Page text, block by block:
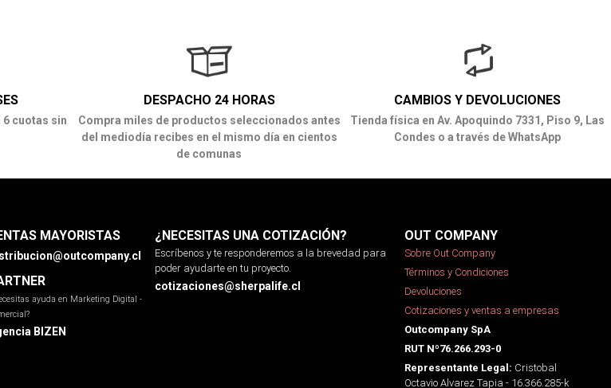
6 cuotas sin
DESPACHO 24 HORAS
Compra miles de productos seleccionados antes
del mediodía recibes en el mismo día en cientos
de comunas
CAMBIOS Y DEVOLUCIONES
Tienda física en Av. Apoquindo 7331, Piso 9, Las
Condes o a través de WhatsApp
MAYORISTAS
ayuda en Marketing Digital -
BIZEN
¿NECESITAS UNA COTIZACIÓN?
Escríbenos y te responderemos a la brevedad para
poder ayudarte en tu proyecto.
cotizaciones@sherpalife.cl
OUT COMPANY
Sobre Out Company
Términos y Condiciones
Devoluciones
Cotizaciones y ventas a empresas
Outcompany SpA
RUT Nº76.266.293-0
Representante Legal: Cristobal
Octavio Alvarez Tapia - 16.366.285-k